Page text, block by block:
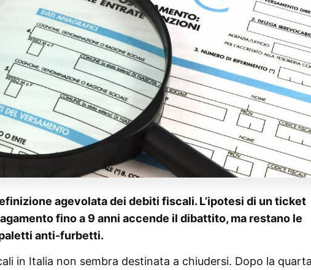
agevolata dei debiti fiscali. L’ipotesi di un ticket
fino a 9 anni accende il dibattito, ma restano le
anti-furbetti.
in Italia non sembra destinata a chiudersi. Dopo la